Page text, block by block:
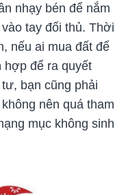
nhạy bén để nắm
tay đối thủ. Thời
nếu ai mua đất để
hợp để ra quyết
bạn cũng phải
nên quá tham
mục không sinh